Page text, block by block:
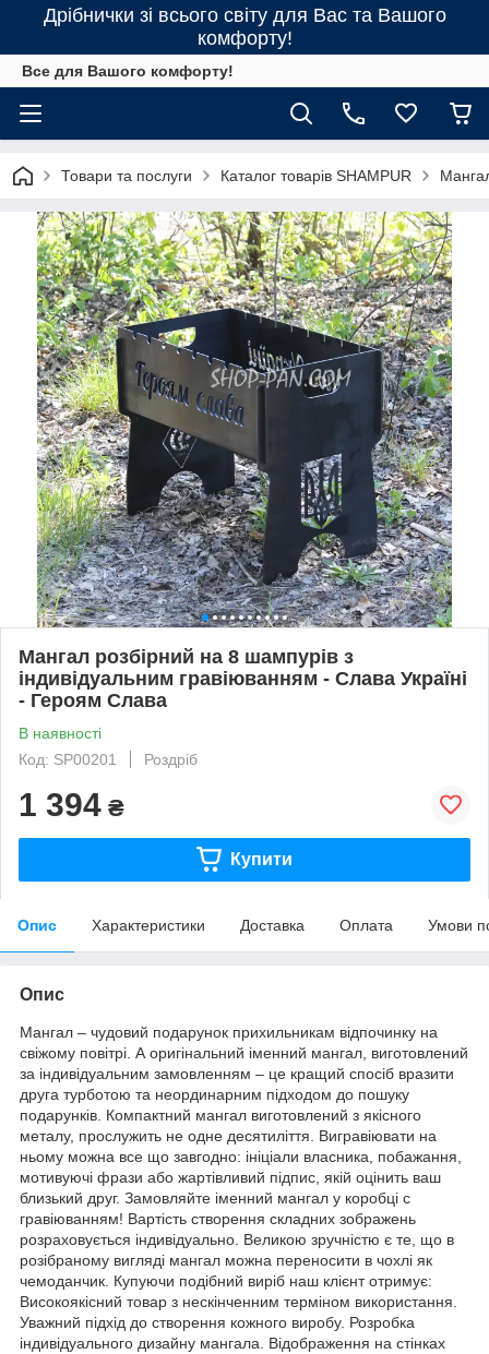
Дрібнички зі всього світу для Вас та Вашого
комфорту!
Все для Вашого комфорту!
Товари та послуги Каталог товарів SHAMPUR
Мангал розбірний на 8 шампурів з
індивідуальним гравіюванням - Слава Україні
- Героям Слава
В наявності
Код: SP00201
Роздріб
1 394 ₴
Купити
Опис Характеристики Доставка Оплата Умови
Опис
Мангал – чудовий подарунок прихильникам відпочинку на
свіжому повітрі. А оригінальний іменний мангал, виготовлений
за індивідуальним замовленням – це кращий спосіб вразити
друга турботою та неординарним підходом до пошуку
подарунків. Компактний мангал виготовлений з якісного
металу, прослужить не одне десятиліття. Вигравіювати на
ньому можна все що завгодно: ініціали власника, побажання,
мотивуючі фрази або жартівливий підпис, якій оцінить ваш
близький друг. Замовляйте іменний мангал у коробці с
гравіюванням! Вартість створення складних зображень
розраховується індивідуально. Великою зручністю є те, що в
розібраному вигляді мангал можна переносити в чохлі як
чемоданчик. Купуючи подібний виріб наш клієнт отримує:
Високоякісний товар з нескінченним терміном використання.
Уважний підхід до створення кожного виробу. Розробка
індивідуального дизайну мангала. Відображення на стінках